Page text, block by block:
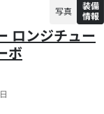
ロンジチュー
ボ
写真
装備
情報